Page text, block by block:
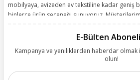
mobilyaya, avizeden ev tekstiline kadar geniş
binlerce ürün seçeneği sunuyoruz.
kolay, kusursuz ve keyifli bir alışveriş
olanakları sunuyoruz. Çalışmalarımızı
E-Bülten
Kampanya ve yeniliklerden haberdar
olun!